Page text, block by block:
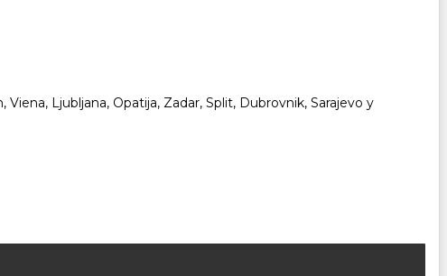
Ljubljana, Opatija, Zadar, Split, Dubrovnik, Sarajevo y